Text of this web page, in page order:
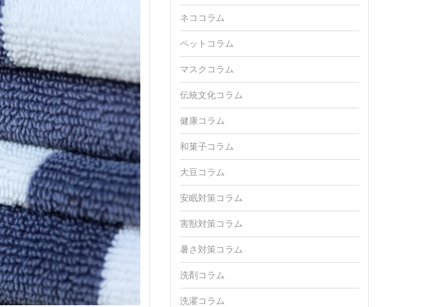
ネココラム
ペットコラム
マスクコラム
伝統文化コラム
健康コラム
和菓子コラム
大豆コラム
安眠対策コラム
害獣対策コラム
暑さ対策コラム
洗剤コラム
洗濯コラム